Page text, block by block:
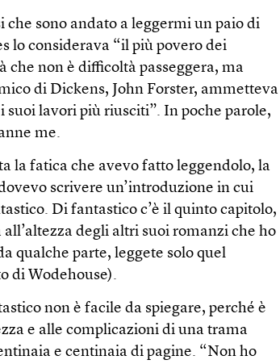
sono andato a leggermi un paio di
lo considerava “il più povero dei
non è difficoltà passeggera, ma
di Dickens, John Forster, ammetteva
suoi lavori più riusciti”. In poche parole,
me.
la fatica che avevo fatto leggendolo, la
scrivere un’introduzione in cui
Di fantastico c’è il quinto capitolo,
degli altri suoi romanzi che ho
qualche parte, leggete solo quel
di Wodehouse).
non è facile da spiegare, perché è
e alle complicazioni di una trama
e centinaia di pagine. “Non ho